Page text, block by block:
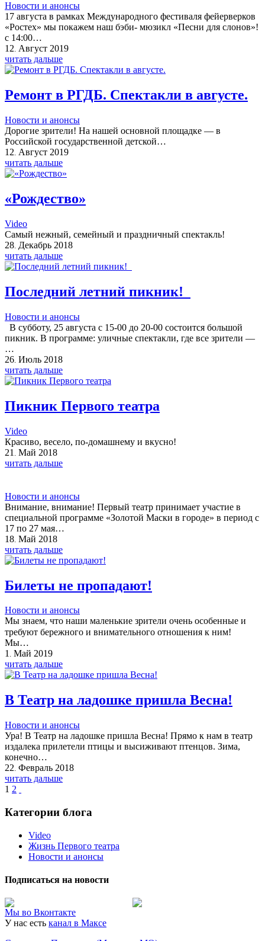
Новости и анонсы
17 августа в рамках Международного фестиваля фейерверков
«Ростех» мы покажем наш бэби- мюзикл «Песни для слонов»!
с 14:00…
12. Август 2019
читать дальше
Ремонт в РГДБ. Спектакли в августе.
Новости и анонсы
Дорогие зрители! На нашей основной площадке — в
Российской государственной детской…
12. Август 2019
читать дальше
«Рождество»
Video
Самый нежный, семейный и праздничный спектакль!
28. Декабрь 2018
читать дальше
Последний летний пикник!
Новости и анонсы
В субботу, 25 августа с 15-00 до 20-00 состоится большой
пикник. В программе: уличные спектакли, где все зрители —
…
26 Июль 2018
читать дальше
Пикник Первого театра
Video
Красиво, весело, по-домашнему и вкусно!
21 Май 2018
читать дальше
Новости и анонсы
Внимание, внимание! Первый театр принимает участие в
специальной программе «Золотой Маски в городе» в период с
17 по 27 мая…
18 Май 2018
читать дальше
Билеты не пропадают!
Новости и анонсы
Мы знаем, что наши маленькие зрители очень особенные и
требуют бережного и внимательного отношения к ним! ⠀
Мы…
1. Май 2019
читать дальше
В Театр на ладошке пришла Весна!
Новости и анонсы
Ура! В Театр на ладошке пришла Весна! Прямо к нам в театр
издалека прилетели птицы и высиживают птенцов. Зима,
конечно…
22. Февраль 2018
читать дальше
1 2
Категории блога
Video
Жизнь Первого театра
Новости и анонсы
Подписаться на новости
Мы во Вконтакте
У нас есть канал в Максе